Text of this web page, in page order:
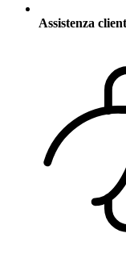
Assistenza